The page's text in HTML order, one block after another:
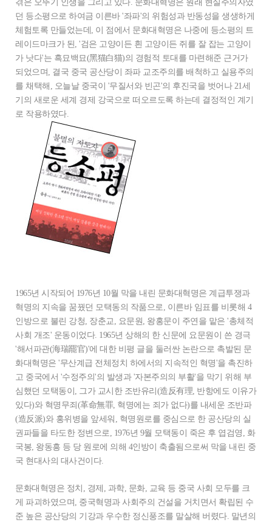
겪은 오뚜기 인생을 그리고 있다. 문화대혁명은 원래 현실주의자였
던 등소평으로 하여금 이른바 '좌파'의 위험성과 반동성을 생생하게
체험토록 만들었는데, 이 점에서 문화대혁명은 나중에 등소평의 트
레이드마크가 된, '검은 고양이든 흰 고양이든 쥐를 잘 잡는 고양이
가 낫다'는 흑묘백묘(黑猫白猫)의 경험적 토대를 마련해준 근거가
되었으며, 결국 중국 공산당이 좌파 교조주의를 배척하고 실용주의
를 채택해, 오늘날 중국이 '무질서와 빈곤'의 후진국을 벗어나 21세
기의 새로운 세계 경제 강국으로 떠오르도록 하는데 결정적인 계기
로 작용하였다.
1965년 시작되어 1976년 10월 막을 내린 문화대혁명은 계급투쟁과
혁명의 지속을 꿈꿨던 모택동의 작품으로, 이른바 임표를 비롯해 4
인방으로 불린 강청, 장춘교, 요문원, 왕홍문이 주연을 맡은 '총체적
사회 개조' 운동이었다. 1965년 상해의 한 신문에 요문원이 쓴 경극
'해서파관(海瑞罷官)'에 대한 비평 글을 둘러싼 논란으로 촉발된 문
화대혁명은 '무산계급 전체정치 하에서의 지속적인 혁명'을 촉진하
고 중국에서 '수정주의'의 발생과 '자본주의의 부활'을 막기 위해 부
심했던 모택동이, 그가 교시한 조반유리(造反有理, 반항에도 이유가
있다)와 혁명무죄(革命無罪, 혁명에는 죄가 없다)를 내세운 조반파
(造反派)와 홍위병을 앞세워, 혁명원로를 중심으로 한 공산당의 실
권파들을 타도한 정변으로, 1976년 9월 모택동이 죽은 후 엽검영, 화
국봉, 왕동흥 등 당 원로에 의해 4인방이 축출됨으로써 막을 내린 중
국 현대사의 대사건이다.
문화대혁명은 정치, 경제, 과학, 문화, 교육 등 중국 사회 모두를 크
게 파괴하였으며, 중국혁명과 사회주의 건설을 거치면서 확립된 수
준 높은 공산당의 기강과 우수한 정신풍조를 말살해 버렸다. 말년의